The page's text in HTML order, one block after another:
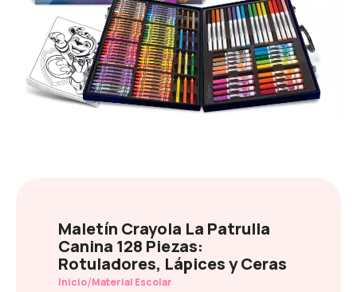
Maletín Crayola La Patrulla
Canina 128 Piezas:
Rotuladores, Lápices y Ceras
Inicio/Material Escolar